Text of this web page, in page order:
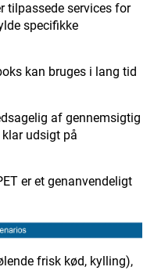
tilpassede services for
specifikke
kan bruges i lang tid
af gennemsigtig
klar udsigt på
er et genanvendeligt
frisk kød, kylling),